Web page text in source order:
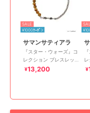
SALE
¥1000ｸｰﾎﾟﾝ
サマンサティアラ
『スター・ウォーズ』コ
レクション ブレスレッ
ト(レイ・スカイウォー
¥13,200 ¥